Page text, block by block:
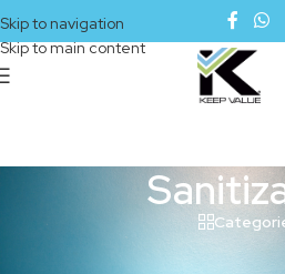
Skip to navigation
Skip to main content
Cuidado de la piel